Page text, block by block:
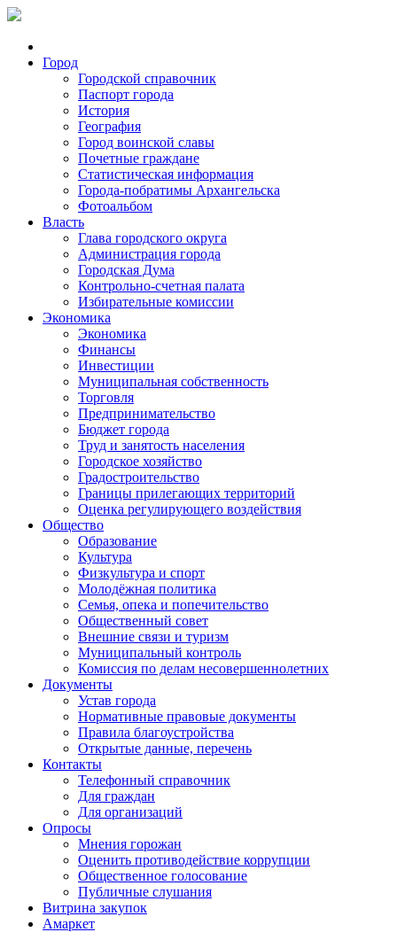
Город
Городской справочник
Паспорт города
История
География
Город воинской славы
Почетные граждане
Статистическая информация
Города-побратимы Архангельска
Фотоальбом
Власть
Глава городского округа
Администрация города
Городская Дума
Контрольно-счетная палата
Избирательные комиссии
Экономика
Экономика
Финансы
Инвестиции
Муниципальная собственность
Торговля
Предпринимательство
Бюджет города
Труд и занятость населения
Городское хозяйство
Градостроительство
Границы прилегающих территорий
Оценка регулирующего воздействия
Общество
Образование
Культура
Физкультура и спорт
Молодёжная политика
Семья, опека и попечительство
Общественный совет
Внешние связи и туризм
Муниципальный контроль
Комиссия по делам несовершеннолетних
Документы
Устав города
Нормативные правовые документы
Правила благоустройства
Открытые данные, перечень
Контакты
Телефонный справочник
Для граждан
Для организаций
Опросы
Мнения горожан
Оценить противодействие коррупции
Общественное голосование
Публичные слушания
Витрина закупок
Амаркет